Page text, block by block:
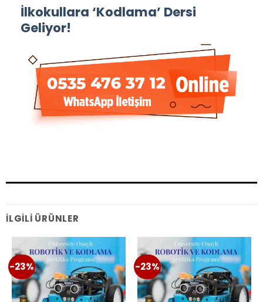
İlkokullara ‘Kodlama’ Dersi
Geliyor!
İLGILI ÜRÜNLER
-23% -23%